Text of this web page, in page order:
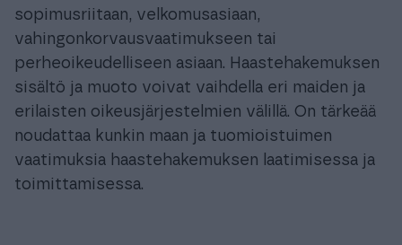
sopimusriitaan, velkomusasiaan,
vahingonkorvausvaatimukseen tai
perheoikeudelliseen asiaan. Haastehakemuksen
sisältö ja muoto voivat vaihdella eri maiden ja
erilaisten oikeusjärjestelmien välillä. On tärkeää
noudattaa kunkin maan ja tuomioistuimen
vaatimuksia haastehakemuksen laatimisessa ja
toimittamisessa.